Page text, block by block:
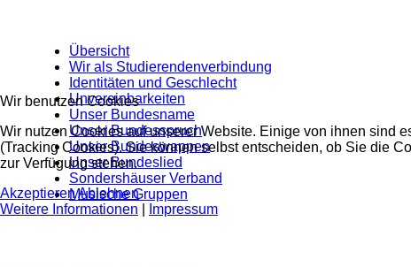
Übersicht
Wir als Studierendenverbindung
Identitäten und Geschlecht
Unvereinbarkeiten
Unser Bundesname
Unser Bundesspruch
Unser Bundeswappen
Unser Bundeslied
Sondershäuser Verband
Musische Gruppen
Wir benutzen Cookies
Wir nutzen Cookies auf unserer Website. Einige von ihnen sind
(Tracking Cookies). Sie können selbst entscheiden, ob Sie die
zur Verfügung stehen.
AkzeptierenAblehnen
Weitere Informationen
Impressum